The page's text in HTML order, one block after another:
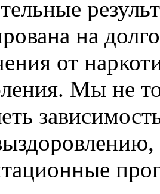
на
от
Мы не